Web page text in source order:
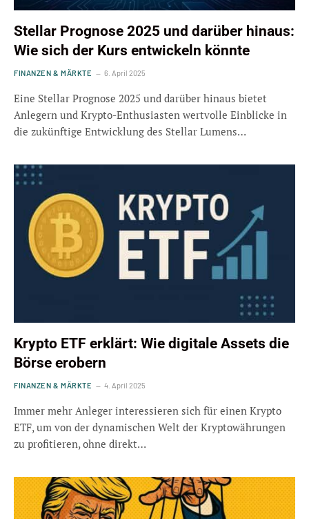
Stellar Prognose 2025 und darüber hinaus:
Wie sich der Kurs entwickeln könnte
FINANZEN & MÄRKTE 6. April 2025
Eine Stellar Prognose 2025 und darüber hinaus bietet
Anlegern und Krypto-Enthusiasten wertvolle Einblicke in
die zukünftige Entwicklung des Stellar Lumens…
Krypto ETF erklärt: Wie digitale Assets die
Börse erobern
FINANZEN & MÄRKTE 4. April 2025
Immer mehr Anleger interessieren sich für einen Krypto
ETF, um von der dynamischen Welt der Kryptowährungen
zu profitieren, ohne direkt…